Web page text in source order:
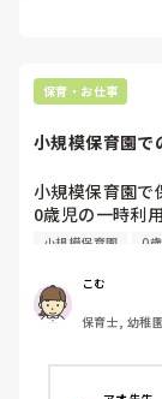
考えてしま
保育・お仕事
小規模保育園で
小規模保育園で
0歳児の一時利
育の準備や在
す。
みなさんの園で
小規模保育園 0
こむ
保育士, 幼稚